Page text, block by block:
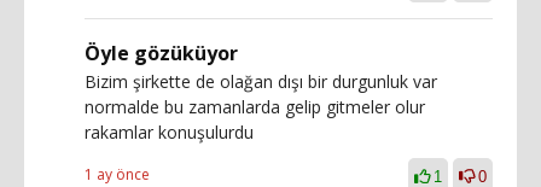
Öyle gözüküyor
Bizim şirkette de olağan dışı bir durgunluk var
normalde bu zamanlarda gelip gitmeler olur
rakamlar konuşulurdu
1 ay önce 1 0